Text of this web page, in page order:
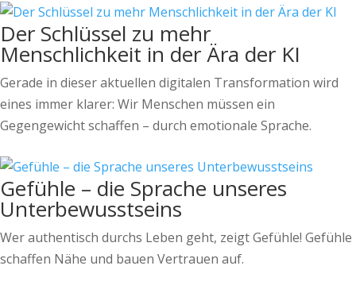
Der Schlüssel zu mehr
Menschlichkeit in der Ära der KI
Gerade in dieser aktuellen digitalen Transformation wird
eines immer klarer: Wir Menschen müssen ein
Gegengewicht schaffen – durch emotionale Sprache.
Gefühle – die Sprache unseres
Unterbewusstseins
Wer authentisch durchs Leben geht, zeigt Gefühle! Gefühle
schaffen Nähe und bauen Vertrauen auf.